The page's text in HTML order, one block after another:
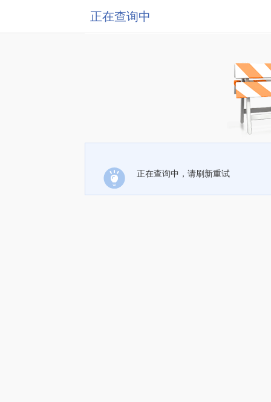
正在查询中
正在查询中，请刷新重试